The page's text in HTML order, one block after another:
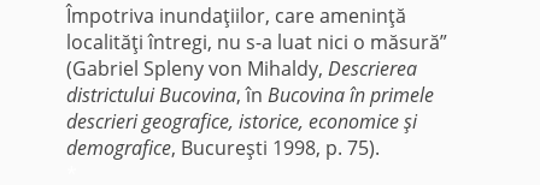
Împotriva inundaţiilor, care ameninţă
localităţi întregi, nu s-a luat nici o măsură”
(Gabriel Spleny von Mihaldy, Descrierea
districtului Bucovina, în Bucovina în primele
descrieri geografice, istorice, economice şi
demografice, Bucureşti 1998, p. 75).